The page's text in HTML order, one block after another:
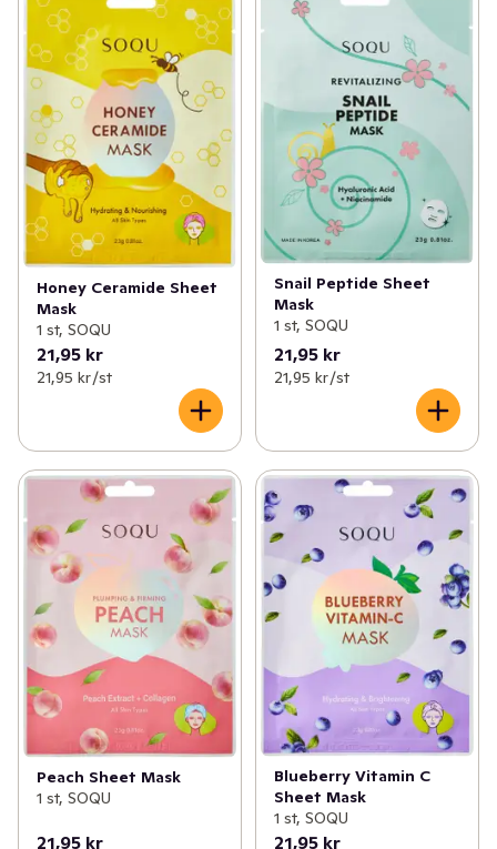
Honey Ceramide Sheet
Mask
1 st, SOQU
21,95 kr
21,95 kr /st
Snail Peptide Sheet
Mask
1 st, SOQU
21,95 kr
21,95 kr /st
Peach Sheet Mask
1 st, SOQU
21,95 kr
Blueberry Vitamin C
Sheet Mask
1 st, SOQU
21,95 kr